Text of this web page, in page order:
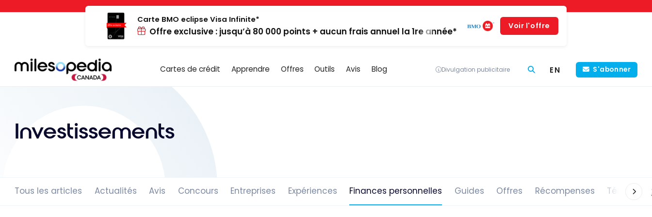
Panneau de gestion des cookies
Carte BMO eclipse Visa Infinite*
Offre exclusive : jusqu’à 80 000 points + aucun frais annuel la 1re année*
Voir l'offre
Cartes de crédit Apprendre Offres Outils Avis Blog Divulgation publicitaire EN S'abonner
Investissements
Tous les articles Actualités Avis Concours Entreprises Expériences Finances personnelles Guides Offres Récompenses